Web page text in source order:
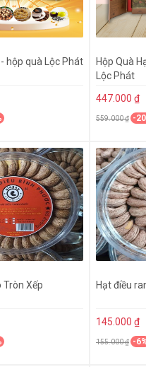
hộp quà Lộc Phát
Hộp Quà
Lộc Phát
447.000 ₫
559.000 ₫ -
Tròn Xếp Hạt điều
145.000 ₫
155.000 ₫ -